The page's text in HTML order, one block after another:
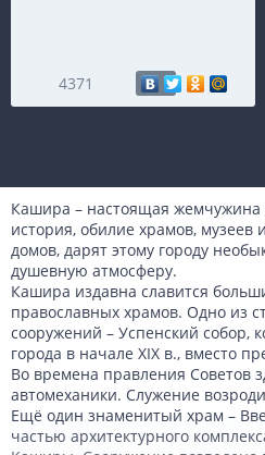
4371
Кашира – настоящая жемчужина
история, обилие храмов,
домов, дарят этому городу
душевную атмосферу.
Кашира издавна славится
православных храмов. Одно из
сооружений – Успенский собор,
города в начале XIX в., вместо
Во времена правления Советов
автомеханики. Служение
Ещё один знаменитый храм –
частью архитектурного